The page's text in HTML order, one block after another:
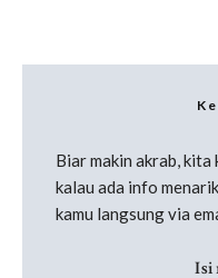
Biar makin akrab, kita
kalau ada info
kamu langsung via